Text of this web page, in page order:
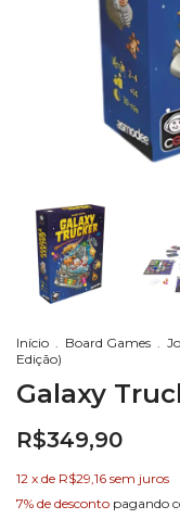
Início . Board Games .
Edição)
Galaxy
R$349,90
12 x de R$29,16 sem juros
7% de desconto pagando